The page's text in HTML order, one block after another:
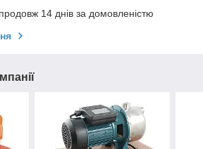
14 днів за домовленістю